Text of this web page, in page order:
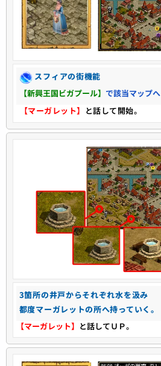
スフィアの街機能
【新興王国ビガプール】 で該当マップへ
【マーガレット】 と話して開始。
3箇所の井戸からそれぞれ水を汲み
都度マーガレットの所へ持っていく。
【マーガレット】 と話してＵＰ。